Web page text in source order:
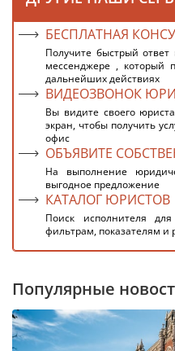
БЕСПЛАТНАЯ
Получите быстрый
мессенджере , который
дальнейших действиях
ВИДЕОЗВОНОК
Вы видите своего
экран, чтобы получить
офис
ОБЪЯВИТЕ
На выполнение
выгодное предложение
КАТАЛОГ ЮРИСТОВ
Поиск исполнителя
фильтрам, показателям и
Популярные